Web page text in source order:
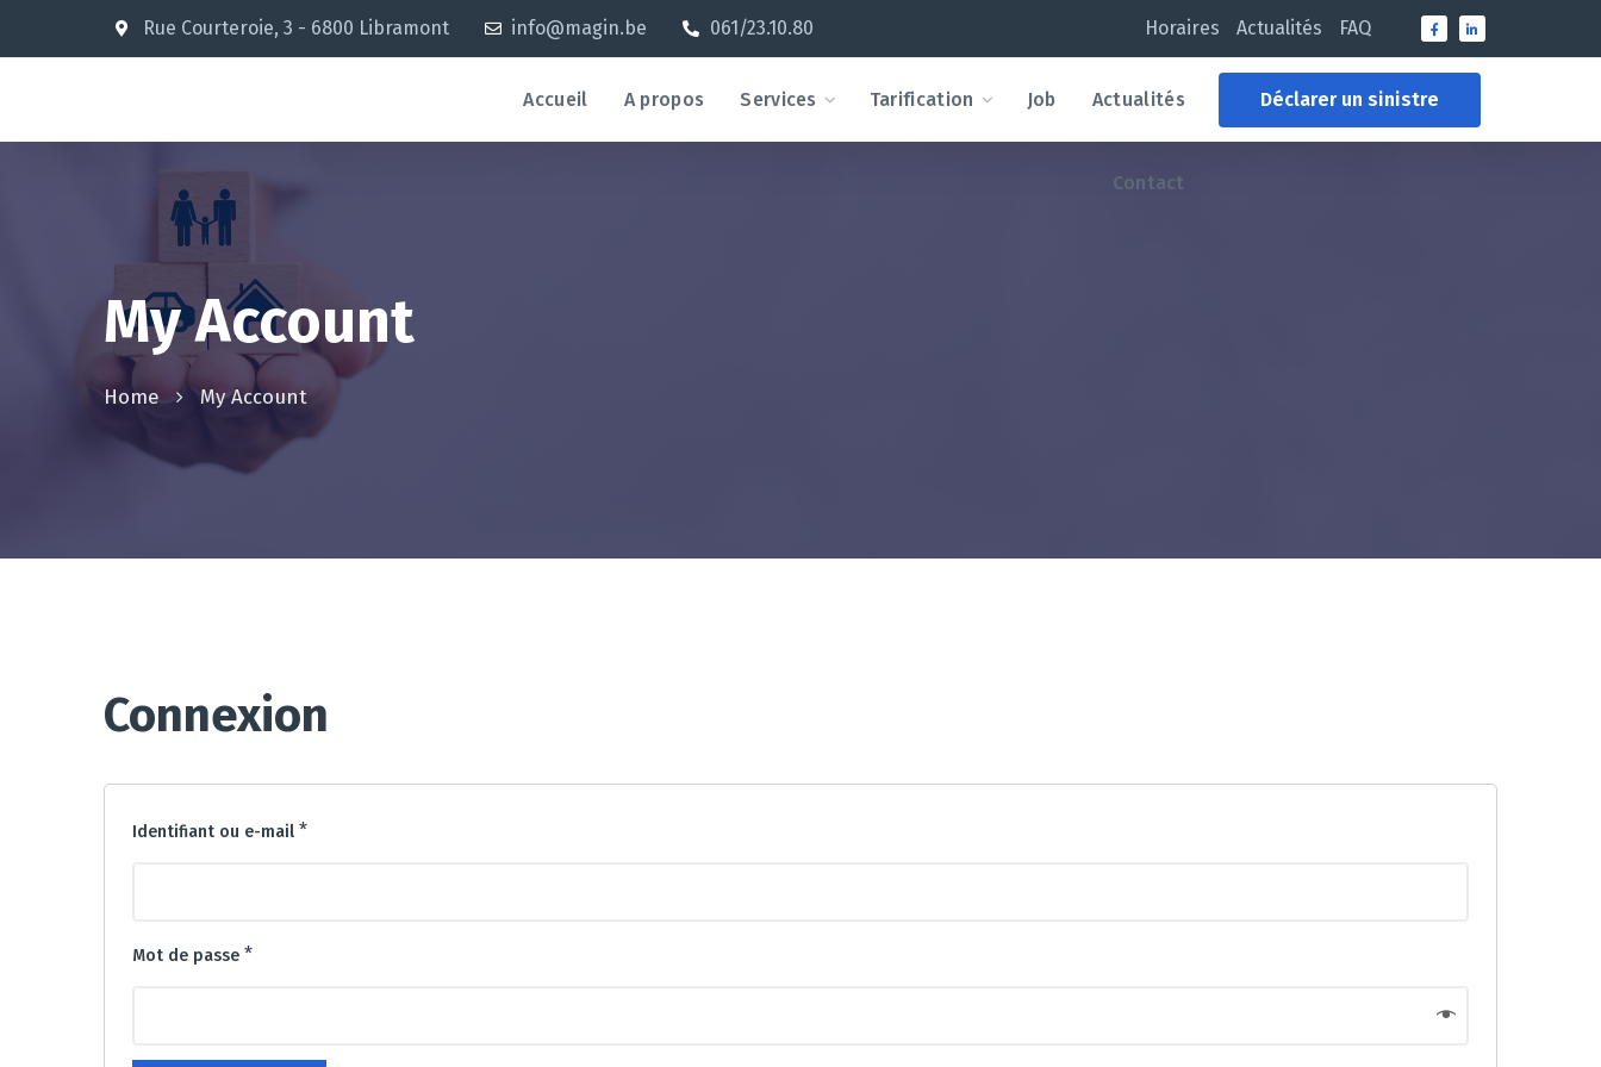
Rue Courteroie, 3 - 6800 Libramont info@magin.be 061/23.10.80 Horaires Actualités FAQ
Accueil A propos Services Tarification Job Actualités
Contact
Déclarer un sinistre
My Account
Home My Account
Connexion
Identifiant ou e-mail *
Mot de passe *